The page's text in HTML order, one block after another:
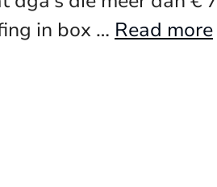
in box … Read more